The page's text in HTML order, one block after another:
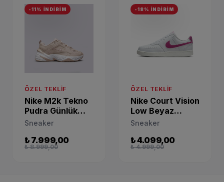
-11% İNDİRİM
ÖZEL TEKLIF
Nike M2k Tekno
Pudra Günlük
Sneaker
Sneaker
₺ 7.999,00
₺ 8.999,00
-18% İNDİRİM
ÖZEL TEKLIF
Nike Court Vision
Low Beyaz
Günlük Sneaker
Sneaker
₺ 4.099,00
₺ 4.999,00